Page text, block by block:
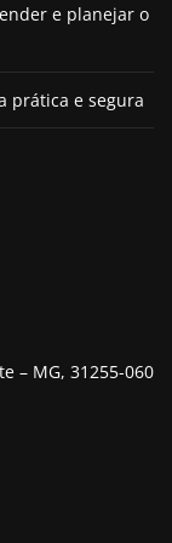
guarda
e
seguros e
residências.
e
e planejar o
prática e segura
– MG, 31255-060